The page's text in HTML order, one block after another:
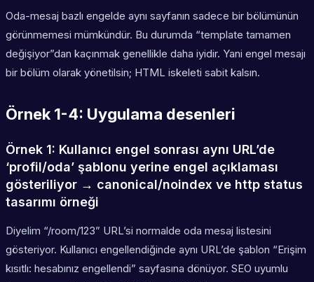
Oda-mesaj bazlı engelde aynı sayfanın sadece bir bölümünün
görünmemesi mümkündür. Bu durumda “template tamamen
değişiyor”dan kaçınmak genellikle daha iyidir. Yani engel mesajı
bir bölüm olarak yönetilsin; HTML iskeleti sabit kalsın.
Örnek 1-4: Uygulama desenleri
Örnek 1: Kullanıcı engel sonrası aynı URL’de
‘profil/oda’ şablonu yerine engel açıklaması
gösteriliyor → canonical/noindex ve http status
tasarımı örneği
Diyelim “/room/123” URL’si normalde oda mesaj listesini
gösteriyor. Kullanıcı engellendiğinde aynı URL’de şablon “Erişim
kısıtlı: hesabınız engellendi” sayfasına dönüyor. SEO uyumlu